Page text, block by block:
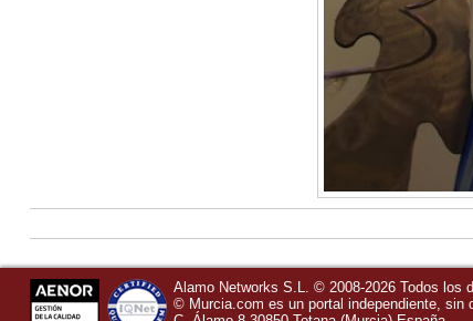
Alamo Networks S.L. © 2008-2026 Todos los
© Murcia.com es un portal independiente, sin